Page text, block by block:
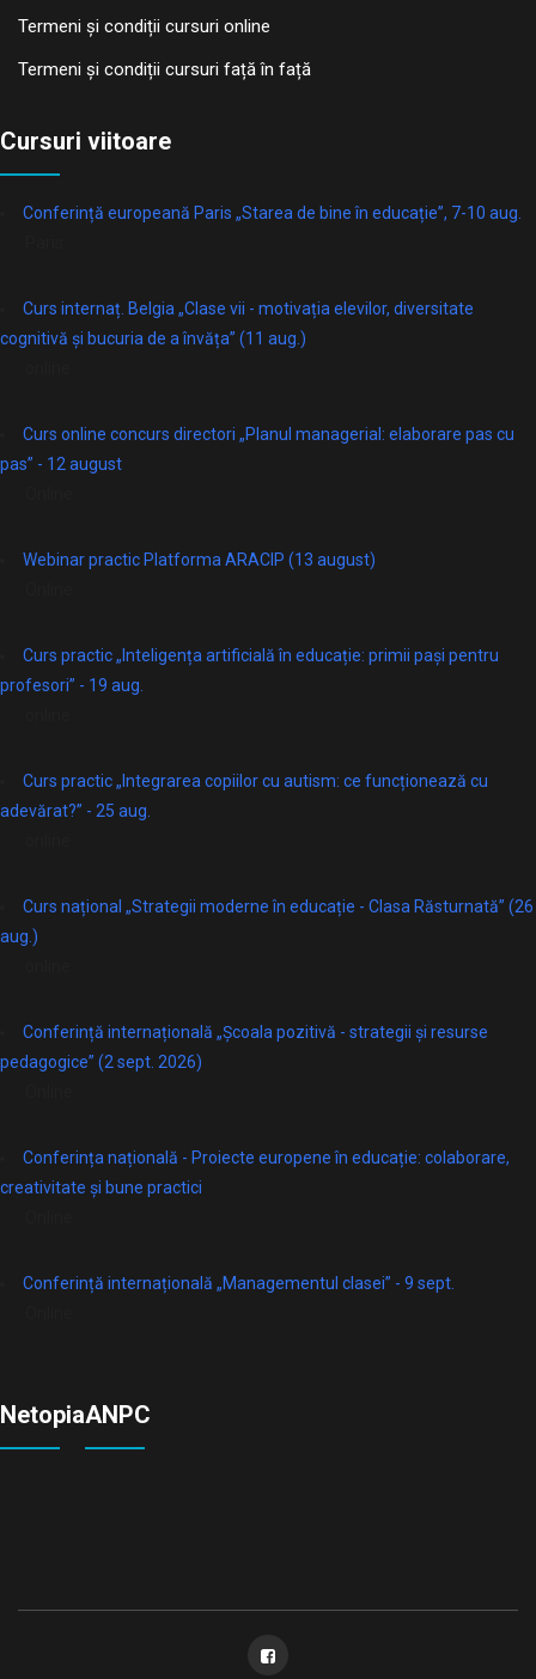
Termeni și condiții cursuri online
Termeni și condiții cursuri față în față
Cursuri viitoare
Conferință europeană Paris „Starea de bine în educație”, 7-10 aug.
Curs internaț. Belgia „Clase vii - motivația elevilor, diversitate
cognitivă și bucuria de a învăța” (11 aug.)
Curs online concurs directori „Planul managerial: elaborare pas cu
pas” - 12 august
Webinar practic Platforma ARACIP (13 august)
Curs practic „Inteligența artificială în educație: primii pași pentru
profesori” - 19 aug.
Curs practic „Integrarea copiilor cu autism: ce funcționează cu
adevărat?” - 25 aug.
Curs național „Strategii moderne în educație - Clasa Răsturnată” (26
aug.)
Conferință internațională „Școala pozitivă - strategii și resurse
pedagogice” (2 sept. 2026)
Conferința națională - Proiecte europene în educație: colaborare,
creativitate și bune practici
Conferință internațională „Managementul clasei” - 9 sept.
NetopiaANPC